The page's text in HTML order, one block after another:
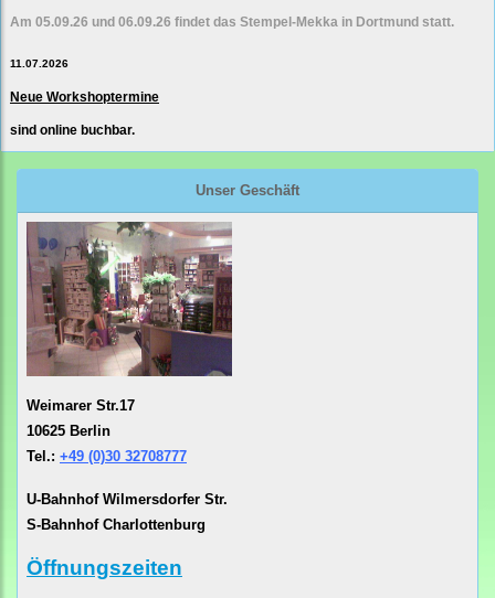
Am 05.09.26 und 06.09.26 findet das Stempel-Mekka in Dortmund statt.
11.07.2026
Neue Workshoptermine
sind online buchbar.
Unser Geschäft
Weimarer Str.17
10625 Berlin
Tel.: +49 (0)30 32708777
U-Bahnhof Wilmersdorfer Str.
S-Bahnhof Charlottenburg
Öffnungszeiten